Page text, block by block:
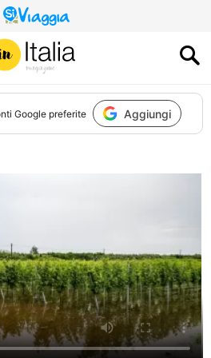
QUESTO
SITO
CONTRIBUISCE
ALL’AUDIENCE
DI
Google preferite Aggiungi